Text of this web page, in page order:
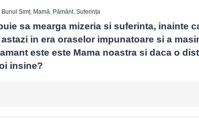
care golește miezul lui.
termen lung.
Bunul Simț, Mamă, Pământ,Suferința
sa mearga mizeria si suferinta, inainte
in era oraselor impunatoare si a
este este Mama noastra si daca o
insine?